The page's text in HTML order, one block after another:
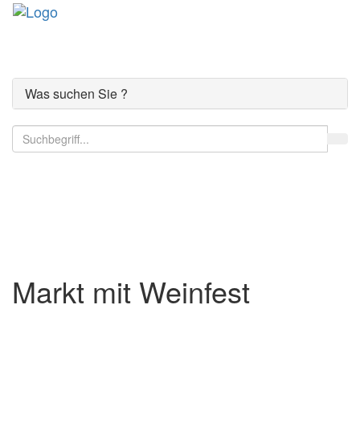
Was suchen Sie ?
Markt mit Weinfest